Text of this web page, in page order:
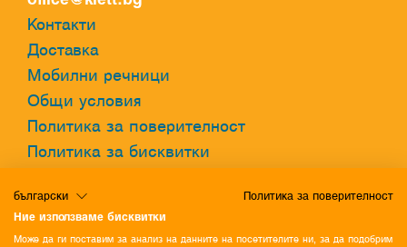
Контакти
Доставка
Мобилни речници
Общи условия
Политика за поверителност
Политика за бисквитки
Онлайн речник
български Политика за поверителност
Ние използваме бисквитки
Може да ги поставим за анализ на данните на посетителите ни, за да подобрим